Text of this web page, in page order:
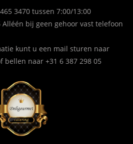
3470 tussen 7:00/13:00
Alléén bij geen gehoor vast telefoon
kunt u een mail sturen naar
bellen naar +31 6 387 298 05